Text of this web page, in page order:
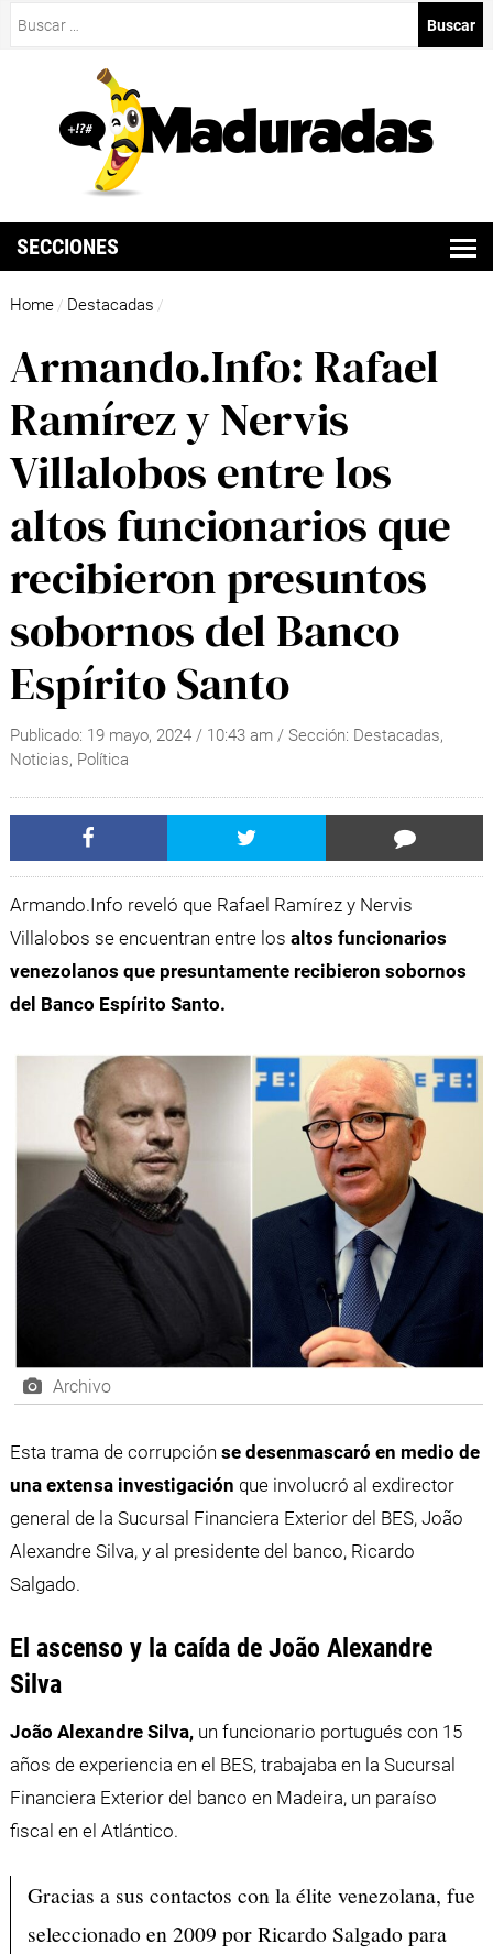
SECCIONES
Home / Destacadas /
Armando.Info: Rafael
Ramírez y Nervis
Villalobos entre los
altos funcionarios que
recibieron presuntos
sobornos del Banco
Espírito Santo
Publicado: 19 mayo, 2024/ 10:43 am / Sección: Destacadas,
Noticias, Política
Armando.Info reveló que Rafael Ramírez y Nervis
Villalobos se encuentran entre los altos funcionarios
venezolanos que presuntamente recibieron sobornos
del Banco Espírito Santo.
Archivo
Esta trama de corrupción se desenmascaró en medio de
una extensa investigación que involucró al exdirector
general de la Sucursal Financiera Exterior del BES, João
Alexandre Silva, y al presidente del banco, Ricardo
Salgado.
El ascenso y la caída de João Alexandre
Silva
João Alexandre Silva,un funcionario portugués con 15
años de experiencia en el BES, trabajaba en la Sucursal
Financiera Exterior del banco en Madeira, un paraíso
fiscal en el Atlántico.
Gracias a sus contactos con la élite venezolana, fue
seleccionado en 2009 por Ricardo Salgado para